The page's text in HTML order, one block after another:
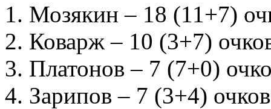
Мозякин – 18 (11+7)
Коварж – 10 (3+7)
Платонов – 7 (7+0)
Зарипов – 7 (3+4)